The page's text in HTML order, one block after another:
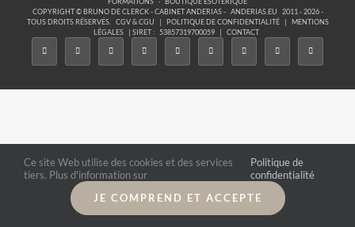
COPYRIGHT © BRUNO DE CLERCK - CABINET ANDERIAS - ANDERIAS.EU
2011 - 2026 -
TOUS DROITS RÉSERVÉS.
CGV & CGU | POLITIQUE DE CONFIDENTIALITÉ |
MENTIONS
LÉGALES
| SIRET : 53857319700059 | CONTACT
Ce site Web utilise des cookies et des services
tiers. Plus d'information sur
Politique de
confidentialité
JE COMPREND ET ACCEPTE